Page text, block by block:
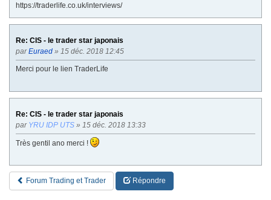
https://traderlife.co.uk/interviews/
Re: CIS - le trader star japonais
parEuraed » 15 déc. 2018 12:45
Merci pour le lien TraderLife
Re: CIS - le trader star japonais
par YRU IDP UTS » 15 déc. 2018 13:33
Très gentil ano merci !
Forum Trading et Trader Répondre